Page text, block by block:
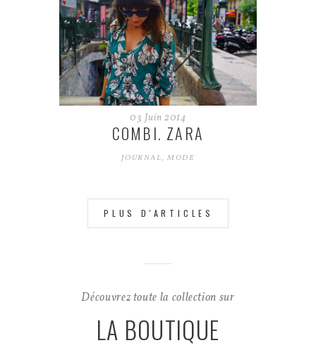
03 Juin 2014
COMBI. ZARA
JOURNAL,MODE
PLUS D'ARTICLES
Découvrez toute la collection sur
LA BOUTIQUE